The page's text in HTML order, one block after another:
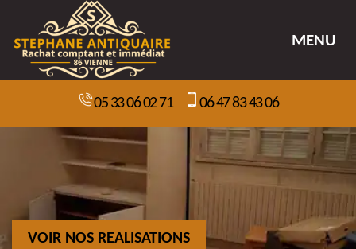
MENU
05 33 06 02 71 06 47 83 43 06
VOIR NOS REALISATIONS